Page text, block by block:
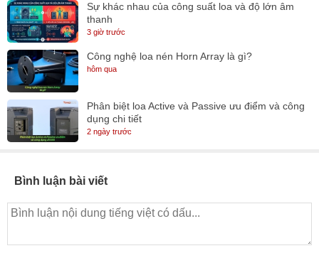
Sự khác nhau của công suất loa và độ lớn âm
thanh
3 giờ trước
Công nghệ loa nén Horn Array là gì?
hôm qua
Phân biệt loa Active và Passive ưu điểm và công
dụng chi tiết
2 ngày trước
Bình luận bài viết